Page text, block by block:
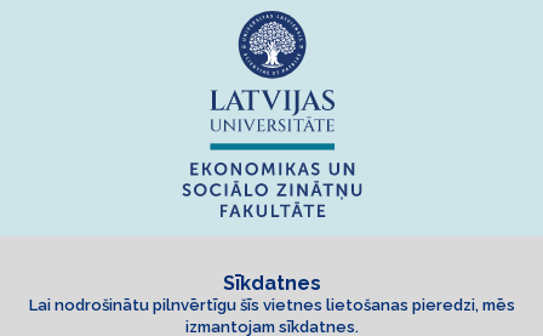
Sīkdatnes
Lai nodrošinātu pilnvērtīgu šīs vietnes lietošanas pieredzi, mēs
izmantojam sīkdatnes.